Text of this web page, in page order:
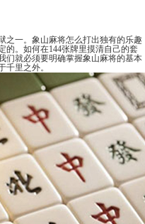
之一。象山麻将怎么打出独有的乐趣
的。如何在144张牌里摸清自己的套
们就必须要明确掌握象山麻将的基本
千里之外。